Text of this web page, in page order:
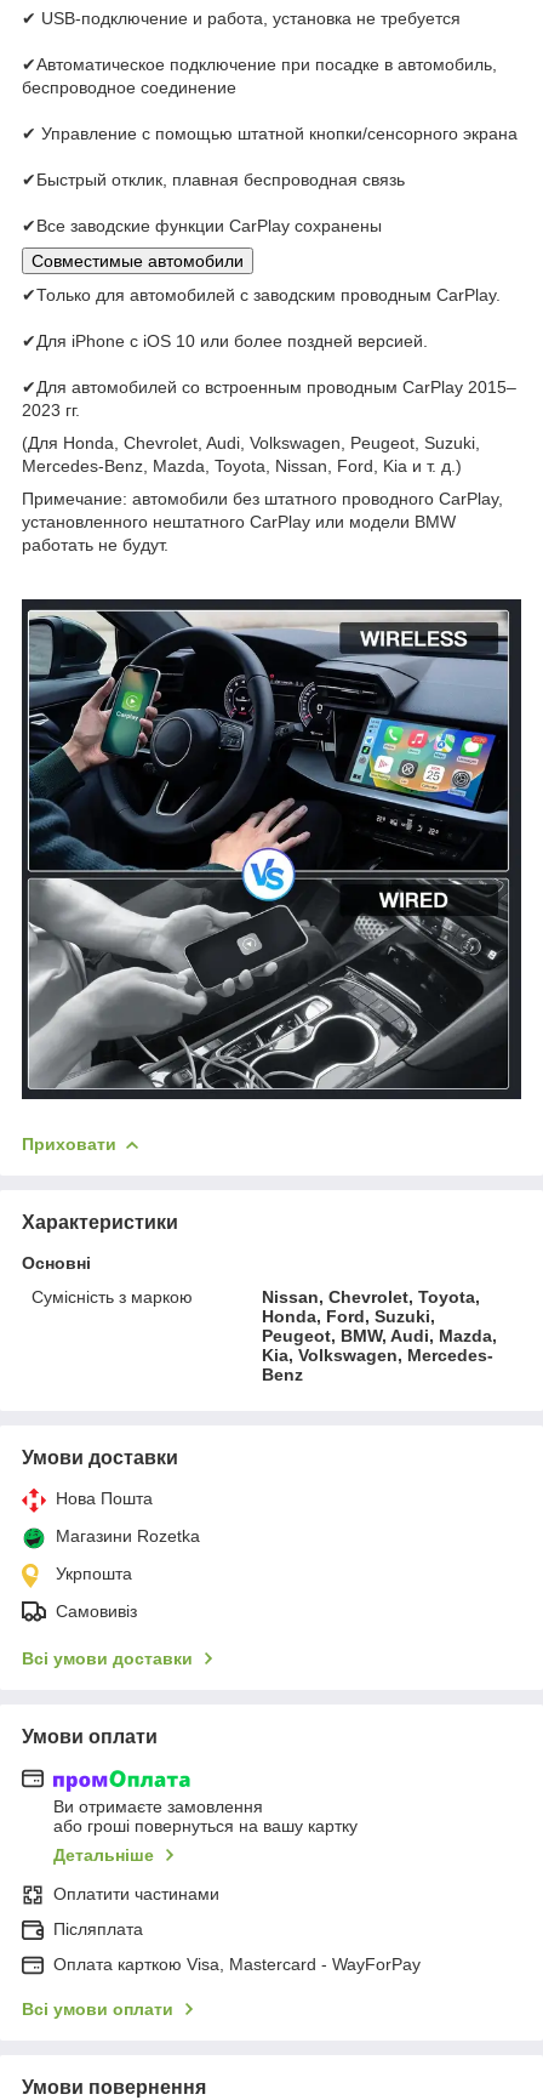
✔ USB-подключение и работа, установка не требуется
✔Автоматическое подключение при посадке в автомобиль,
беспроводное соединение
✔ Управление с помощью штатной кнопки/сенсорного экрана
✔Быстрый отклик, плавная беспроводная связь
✔Все заводские функции CarPlay сохранены
Совместимые автомобили
✔Только для автомобилей с заводским проводным CarPlay.
✔Для iPhone с iOS 10 или более поздней версией.
✔Для автомобилей со встроенным проводным CarPlay 2015–
2023 гг.
(Для Honda, Chevrolet, Audi, Volkswagen, Peugeot, Suzuki,
Mercedes-Benz, Mazda, Toyota, Nissan, Ford, Kia и т. д.)
Примечание: автомобили без штатного проводного CarPlay,
установленного нештатного CarPlay или модели BMW
работать не будут.
Приховати
Характеристики
Основні
Сумісність з маркою
Nissan, Chevrolet, Toyota,
Honda, Ford, Suzuki,
Peugeot, BMW, Audi, Mazda,
Kia, Volkswagen, Mercedes-
Benz
Умови доставки
Нова Пошта
Магазини Rozetka
Укрпошта
Самовивіз
Всі умови доставки
Умови оплати
Ви отримаєте замовлення
або гроші повернуться на вашу картку
Детальніше
Оплатити частинами
Післяплата
Оплата карткою Visa, Mastercard - WayForPay
Всі умови оплати
Умови повернення